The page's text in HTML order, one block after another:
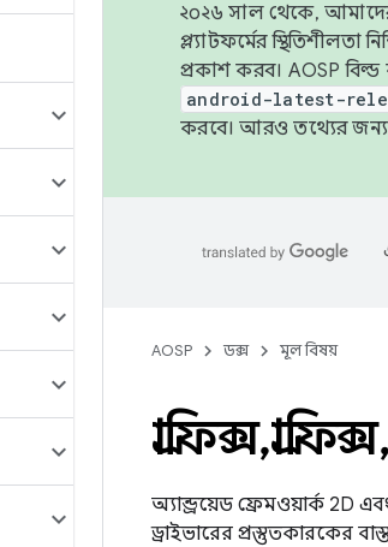
২০২৬ সাল থেকে, আমাদের
প্ল্যাটফর্মের
প্রকাশ করব। AOSP
android-latest-
করবে। আরও তথ্যের
AOSP ডক্স মূল বিষয়
গ্রাফিক্স,গ্রাফিক্স,
অ্যান্ড্রয়েড ফ্রেমওয়ার্ক 2D
ড্রাইভারের প্রস্তুতকারকের